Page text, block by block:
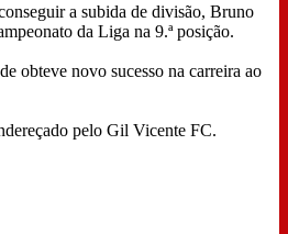
a subida de divisão, Bruno
da Liga na 9.ª posição.
obteve novo sucesso na carreira ao
pelo Gil Vicente FC.